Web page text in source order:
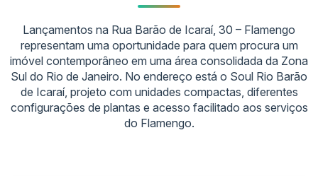
Lançamentos na Rua Barão de Icaraí, 30 – Flamengo
representam uma oportunidade para quem procura um
imóvel contemporâneo em uma área consolidada da Zona
Sul do Rio de Janeiro. No endereço está o Soul Rio Barão
de Icaraí, projeto com unidades compactas, diferentes
configurações de plantas e acesso facilitado aos serviços
do Flamengo.